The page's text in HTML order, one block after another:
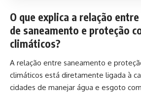
O que explica a relação
de saneamento e proteção
climáticos?
A relação entre saneamento e
climáticos está diretamente ligada à
cidades de manejar água e esgoto